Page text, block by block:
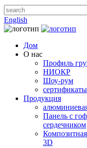
English
Дом
О нас
Профиль
НИОКР
Шоу-рум
сертификаты
Продукция
Панель с
сердечником
3D